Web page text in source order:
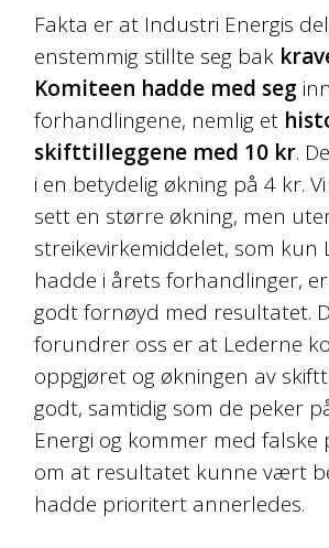
Fakta er at Industri Energis
enstemmig stillte seg bak
Komiteen hadde med seg
forhandlingene, nemlig et
skifttilleggene med 10 kr.
i en betydelig økning på 4 kr.
sett en større økning, men
streikevirkemiddelet, som kun
hadde i årets forhandlinger, er
godt fornøyd med resultatet.
forundrer oss er at Lederne
oppgjøret og økningen av
godt, samtidig som de peker
Energi og kommer med
om at resultatet kunne vært
hadde prioritert annerledes.